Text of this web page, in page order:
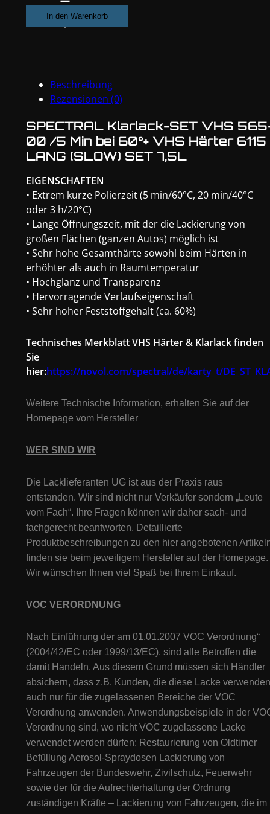
VHS
Min
+
VHS
Härter
LANG
(SLOW)
SET
7,5L
Menge
In den Warenkorb
Beschreibung
Rezensionen (0)
SPECTRAL Klarlack-SET VHS
00 /5 Min bei 60°+ VHS Härter 6115
LANG (SLOW) SET 7,5L
EIGENSCHAFTEN
• Extrem kurze Polierzeit (5 min/60°C, 20 min/40°C
oder 3 h/20°C)
• Lange Öffnungszeit, mit der die Lackierung von
großen Flächen (ganzen Autos) möglich ist
• Sehr hohe Gesamthärte sowohl beim Härten in
erhöhter als auch in Raumtemperatur
• Hochglanz und Transparenz
• Hervorragende Verlaufseigenschaft
• Sehr hoher Feststoffgehalt (ca. 60%)
Technisches Merkblatt VHS Härter & Klarlack finden
Sie
hier:https://novol.com/spectral/de/karty_t/
Weitere Technische Information, erhalten Sie auf der
Homepage vom Hersteller
WER SIND WIR
Die Lacklieferanten UG ist aus der Praxis raus
entstanden. Wir sind nicht nur Verkäufer sondern „Leute
vom Fach“. Ihre Fragen können wir daher sach- und
fachgerecht beantworten. Detaillierte
Produktbeschreibungen zu den hier angebotenen
finden sie beim jeweiligem Hersteller auf der Homepage.
Wir wünschen Ihnen viel Spaß bei Ihrem Einkauf.
VOC VERORDNUNG
Nach Einführung der am 01.01.2007 VOC Verordnung“
(2004/42/EC oder 1999/13/EC). sind alle Betroffen die
damit Handeln. Aus diesem Grund müssen sich Händler
absichern, dass z.B. Kunden, die diese Lacke
auch nur für die zugelassenen Bereiche der VOC
Verordnung anwenden. Anwendungsbeispiele in der
Verordnung sind, wo nicht VOC zugelassene Lacke
verwendet werden dürfen: Restaurierung von Oldtimer
Befüllung Aerosol-Spraydosen Lackierung von
Fahrzeugen der Bundeswehr, Zivilschutz, Feuerwehr
sowie der für die Aufrechterhaltung der Ordnung
zuständigen Kräfte – Lackierung von Fahrzeugen, die im